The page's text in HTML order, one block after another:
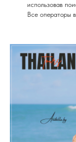
использовав
Все операторы